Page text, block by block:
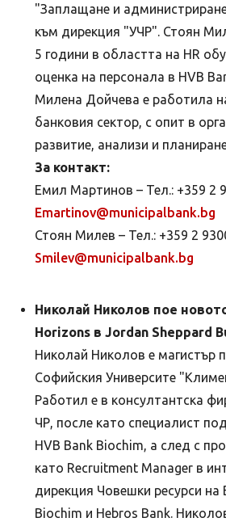
"Заплащане и
към дирекция "УЧР". Стоян
5 години в областта на HR
оценка на персонала в HVB
Милена Дойчева е работила
банковия сектор, с опит в
развитие, анализи и
За контакт:
Емил Мартинов – Тел.: +359 2
Emartinov@municipalbank.bg
Стоян Милев – Тел.: +359 2
Smilev@municipalbank.bg
Николай Николов пое
Horizons в Jordan Sheppard
Николай Николов е магистър
Софийския Университе
Работил е в консултантска
ЧР, после като специалист
HVB Bank Biochim, а след с
като Recruitment Manager в
дирекция Човешки ресурси на
Biochim и Hebros Bank.